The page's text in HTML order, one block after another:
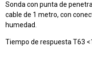
Sonda con punta de
cable de 1 metro, con
humedad.
Tiempo de respuesta T63